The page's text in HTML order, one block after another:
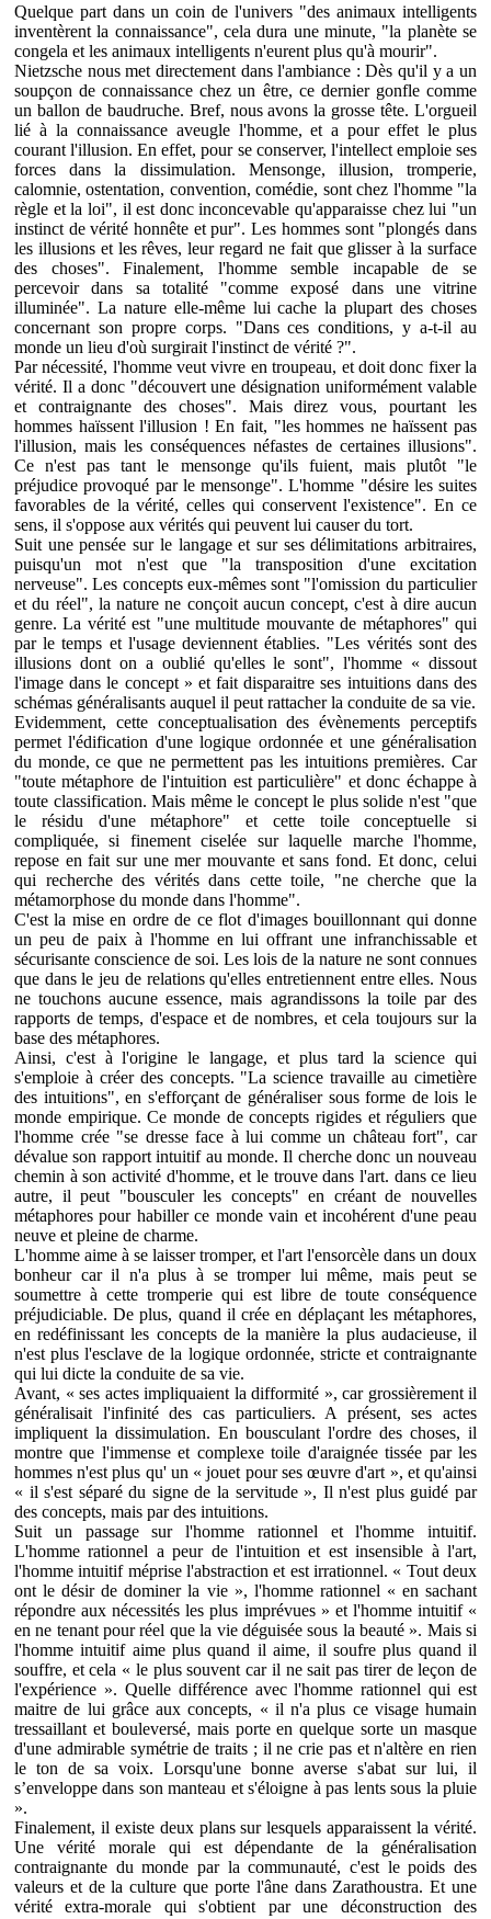
Quelque part dans un coin de l'univers "des animaux intelligents
inventèrent la connaissance", cela dura une minute, "la planète se
congela et les animaux intelligents n'eurent plus qu'à mourir".
Nietzsche nous met directement dans l'ambiance : Dès qu'il y a un
soupçon de connaissance chez un être, ce dernier gonfle comme
un ballon de baudruche. Bref, nous avons la grosse tête. L'orgueil
lié à la connaissance aveugle l'homme, et a pour effet le plus
courant l'illusion. En effet, pour se conserver, l'intellect emploie ses
forces dans la dissimulation. Mensonge, illusion, tromperie,
calomnie, ostentation, convention, comédie, sont chez l'homme "la
règle et la loi", il est donc inconcevable qu'apparaisse chez lui "un
instinct de vérité honnête et pur". Les hommes sont "plongés dans
les illusions et les rêves, leur regard ne fait que glisser à la surface
des choses". Finalement, l'homme semble incapable de se
percevoir dans sa totalité "comme exposé dans une vitrine
illuminée". La nature elle-même lui cache la plupart des choses
concernant son propre corps. "Dans ces conditions, y a-t-il au
monde un lieu d'où surgirait l'instinct de vérité ?".
Par nécessité, l'homme veut vivre en troupeau, et doit donc fixer la
vérité. Il a donc "découvert une désignation uniformément valable
et contraignante des choses". Mais direz vous, pourtant les
hommes haïssent l'illusion ! En fait, "les hommes ne haïssent pas
l'illusion, mais les conséquences néfastes de certaines illusions".
Ce n'est pas tant le mensonge qu'ils fuient, mais plutôt "le
préjudice provoqué par le mensonge". L'homme "désire les suites
favorables de la vérité, celles qui conservent l'existence". En ce
sens, il s'oppose aux vérités qui peuvent lui causer du tort.
Suit une pensée sur le langage et sur ses délimitations arbitraires,
puisqu'un mot n'est que "la transposition d'une excitation
nerveuse". Les concepts eux-mêmes sont "l'omission du particulier
et du réel", la nature ne conçoit aucun concept, c'est à dire aucun
genre. La vérité est "une multitude mouvante de métaphores" qui
par le temps et l'usage deviennent établies. "Les vérités sont des
illusions dont on a oublié qu'elles le sont", l'homme « dissout
l'image dans le concept » et fait disparaitre ses intuitions dans des
schémas généralisants auquel il peut rattacher la conduite de sa vie.
Evidemment, cette conceptualisation des évènements perceptifs
permet l'édification d'une logique ordonnée et une généralisation
du monde, ce que ne permettent pas les intuitions premières. Car
"toute métaphore de l'intuition est particulière" et donc échappe à
toute classification. Mais même le concept le plus solide n'est "que
le résidu d'une métaphore" et cette toile conceptuelle si
compliquée, si finement ciselée sur laquelle marche l'homme,
repose en fait sur une mer mouvante et sans fond. Et donc, celui
qui recherche des vérités dans cette toile, "ne cherche que la
métamorphose du monde dans l'homme".
C'est la mise en ordre de ce flot d'images bouillonnant qui donne
un peu de paix à l'homme en lui offrant une infranchissable et
sécurisante conscience de soi. Les lois de la nature ne sont connues
que dans le jeu de relations qu'elles entretiennent entre elles. Nous
ne touchons aucune essence, mais agrandissons la toile par des
rapports de temps, d'espace et de nombres, et cela toujours sur la
base des métaphores.
Ainsi, c'est à l'origine le langage, et plus tard la science qui
s'emploie à créer des concepts. "La science travaille au cimetière
des intuitions", en s'efforçant de généraliser sous forme de lois le
monde empirique. Ce monde de concepts rigides et réguliers que
l'homme crée "se dresse face à lui comme un château fort", car
dévalue son rapport intuitif au monde. Il cherche donc un nouveau
chemin à son activité d'homme, et le trouve dans l'art. dans ce lieu
autre, il peut "bousculer les concepts" en créant de nouvelles
métaphores pour habiller ce monde vain et incohérent d'une peau
neuve et pleine de charme.
L'homme aime à se laisser tromper, et l'art l'ensorcèle dans un doux
bonheur car il n'a plus à se tromper lui même, mais peut se
soumettre à cette tromperie qui est libre de toute conséquence
préjudiciable. De plus, quand il crée en déplaçant les métaphores,
en redéfinissant les concepts de la manière la plus audacieuse, il
n'est plus l'esclave de la logique ordonnée, stricte et contraignante
qui lui dicte la conduite de sa vie.
Avant, « ses actes impliquaient la difformité », car grossièrement il
généralisait l'infinité des cas particuliers. A présent, ses actes
impliquent la dissimulation. En bousculant l'ordre des choses, il
montre que l'immense et complexe toile d'araignée tissée par les
hommes n'est plus qu' un « jouet pour ses œuvre d'art », et qu'ainsi
« il s'est séparé du signe de la servitude », Il n'est plus guidé par
des concepts, mais par des intuitions.
Suit un passage sur l'homme rationnel et l'homme intuitif.
L'homme rationnel a peur de l'intuition et est insensible à l'art,
l'homme intuitif méprise l'abstraction et est irrationnel. « Tout deux
ont le désir de dominer la vie », l'homme rationnel « en sachant
répondre aux nécessités les plus imprévues » et l'homme intuitif «
en ne tenant pour réel que la vie déguisée sous la beauté ». Mais si
l'homme intuitif aime plus quand il aime, il soufre plus quand il
souffre, et cela « le plus souvent car il ne sait pas tirer de leçon de
l'expérience ». Quelle différence avec l'homme rationnel qui est
maitre de lui grâce aux concepts, « il n'a plus ce visage humain
tressaillant et bouleversé, mais porte en quelque sorte un masque
d'une admirable symétrie de traits ; il ne crie pas et n'altère en rien
le ton de sa voix. Lorsqu'une bonne averse s'abat sur lui, il
s’enveloppe dans son manteau et s'éloigne à pas lents sous la pluie
».
Finalement, il existe deux plans sur lesquels apparaissent la vérité.
Une vérité morale qui est dépendante de la généralisation
contraignante du monde par la communauté, c'est le poids des
valeurs et de la culture que porte l'âne dans Zarathoustra. Et une
vérité extra-morale qui s'obtient par une déconstruction des